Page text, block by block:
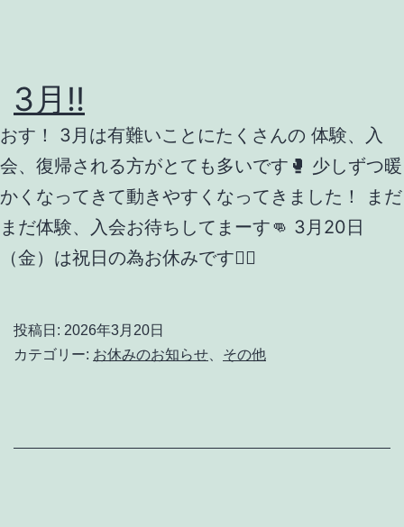
3月‼️
おす！ 3月は有難いことにたくさんの 体験、入
会、復帰される方がとても多いです🥊 少しずつ暖
かくなってきて動きやすくなってきました！ まだ
まだ体験、入会お待ちしてまーす👊 3月20日
（金）は祝日の為お休みです🙇‍♂️
投稿日: 2026年3月20日
カテゴリー: お休みのお知らせ その他